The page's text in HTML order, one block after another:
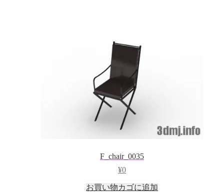
F_chair_0035
¥0
お買い物カゴに追加